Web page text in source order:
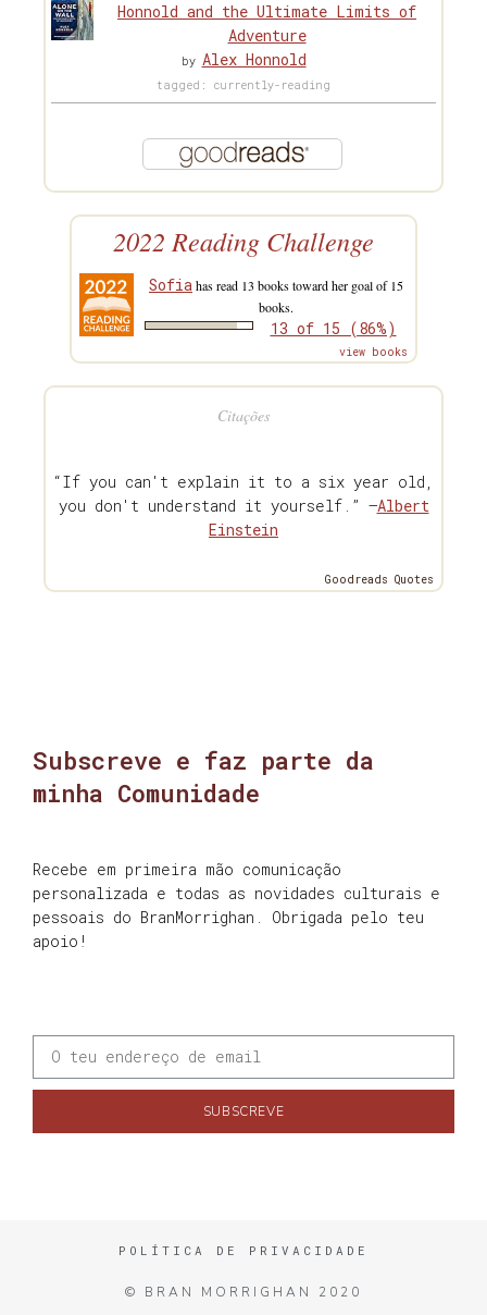
Honnold and the Ultimate Limits of
Adventure
by Alex Honnold
tagged: currently-reading
2022 Reading Challenge
Sofiahas read 13 books toward her goal of 15
books.
13 of 15 (86%)
view books
Citações
“If you can't explain it to a six year old,
you don't understand it yourself.” —Albert
Einstein
Goodreads Quotes
Subscreve e faz parte da
minha Comunidade
Recebe em primeira mão comunicação
personalizada e todas as novidades culturais e
pessoais do BranMorrighan. Obrigada pelo teu
apoio!
SUBSCREVE
POLÍTICA DE PRIVACIDADE
© BRAN MORRIGHAN 2020